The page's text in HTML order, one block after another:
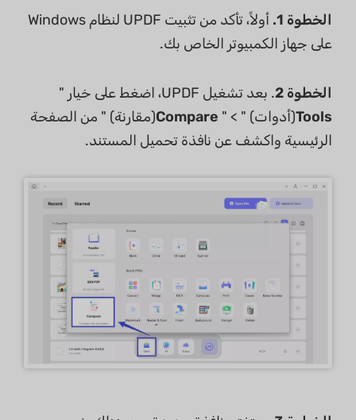
الخطوة 1.
أولاً، تأكد من تثبيت UPDF لنظام Windows
على جهاز الكمبيوتر الخاص بك.
الخطوة 2
. بعد تشغيل UPDF، اضغط على خيار "
Tools(أدوات) " > " Compare(مقارنة) " من الصفحة
الرئيسية واكشف عن نافذة تحميل المستند.